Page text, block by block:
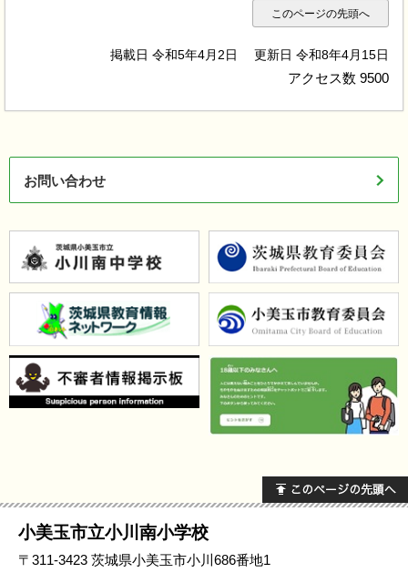
このページの先頭へ
掲載日 令和5年4月2日 更新日 令和8年4月15日
アクセス数 9500
お問い合わせ
小美玉市立小川南小学校
〒311-3423 茨城県小美玉市小川686番地1